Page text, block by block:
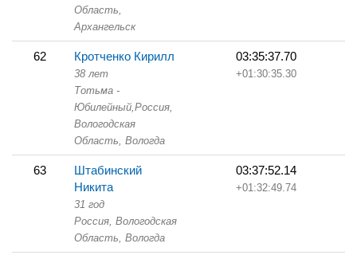
Область,
Архангельск
62 Кротченко Кирилл
38 лет
Тотьма -
Юбилейный,Россия,
Вологодская
Область, Вологда
03:35:37.70
+01:30:35.30
63
Штабинский
Никита
31 год
Россия, Вологодская
Область, Вологда
03:37:52.14
+01:32:49.74